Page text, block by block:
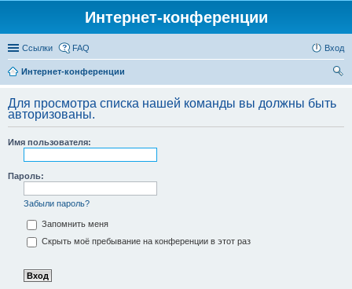
Интернет-конференции
Ссылки FAQ Вход
Интернет-конференции
ск
Для просмотра списка нашей команды вы должны быть
авторизованы.
Имя пользователя:
Пароль:
Забыли пароль?
Запомнить меня
Скрыть моё пребывание на конференции в этот раз